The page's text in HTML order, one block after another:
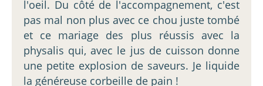
l'oeil. Du côté de l'accompagnement, c'est
pas mal non plus avec ce chou juste tombé
et ce mariage des plus réussis avec la
physalis qui, avec le jus de cuisson donne
une petite explosion de saveurs. Je liquide
la généreuse corbeille de pain !